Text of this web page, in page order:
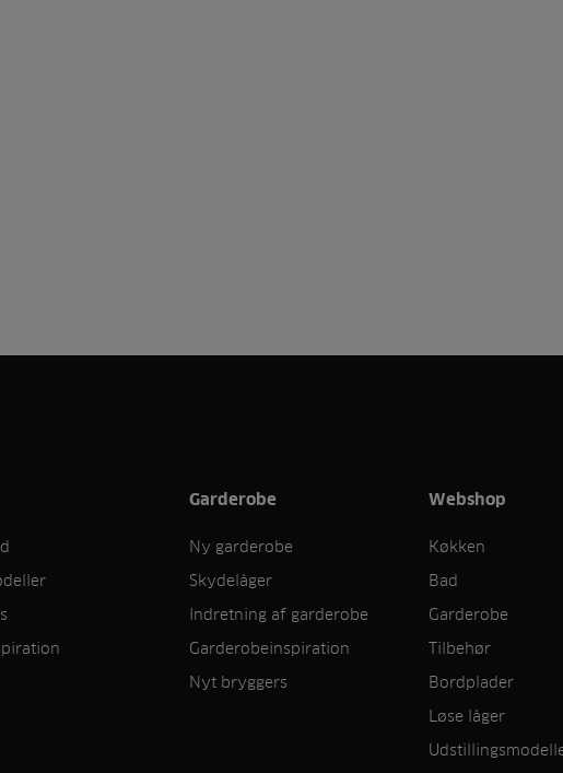
Garderobe
Ny garderobe
Skydelåger
Indretning af garderobe
Garderobeinspiration
Nyt bryggers
Webshop
Køkken
Bad
Garderobe
Tilbehør
Bordplader
Løse låger